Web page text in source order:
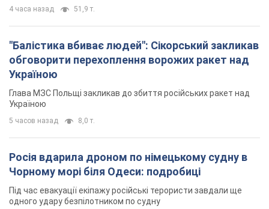
4 часа назад 51,9 т.
"Балістика вбиває людей": Сікорський закликав
обговорити перехоплення ворожих ракет над
Україною
Глава МЗС Польщі закликав до збиття російських ракет над
Україною
5 часов назад 8,0 т.
Росія вдарила дроном по німецькому судну в
Чорному морі біля Одеси: подробиці
Під час евакуації екіпажу російські терористи завдали ще
одного удару безпілотником по судну